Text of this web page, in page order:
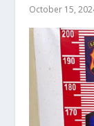
October 15,